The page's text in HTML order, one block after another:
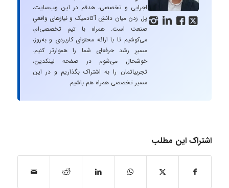
   
اجرایی و تخصصی، هدفم در این وب‌سایت،
پل زدن میان دانشِ آکادمیک و نیازهای واقعیِ
صنعت است. همراه با تیم تخصصی‌ام،
می‌کوشیم تا با ارائه محتوای کاربردی و به‌روز،
مسیرِ رشد حرفه‌ای شما را هموارتر کنیم.
خوشحال می‌شوم در صفحه لینکدین،
تجربیاتمان را به اشتراک بگذاریم و در این
مسیر تخصصی همراه هم باشیم.
اشتراک این مطلب